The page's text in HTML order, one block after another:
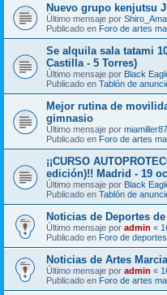
Nuevo grupo kenjutsu
Último mensaje por
Publicado en Foro de artes
Se alquila sala tatami
Castilla - 5 Torres)
Último mensaje por Black
Publicado en Tablón de
Mejor rutina de
gimnasio
Último mensaje por
Publicado en Foro de artes
¡¡CURSO
edición)!! Madrid - 19
Último mensaje por Black
Publicado en Tablón de
Noticias de Deportes
Último mensaje por admin «
Publicado en Foro de
Noticias de Artes
Último mensaje por admin «
Publicado en Foro de artes